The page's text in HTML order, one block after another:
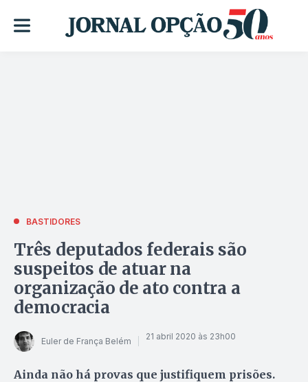
BASTIDORES
Três deputados federais são
suspeitos de atuar na
organização de ato contra a
democracia
Euler de França Belém 21 abril 2020 às 23h00
Ainda não há provas que justifiquem prisões.